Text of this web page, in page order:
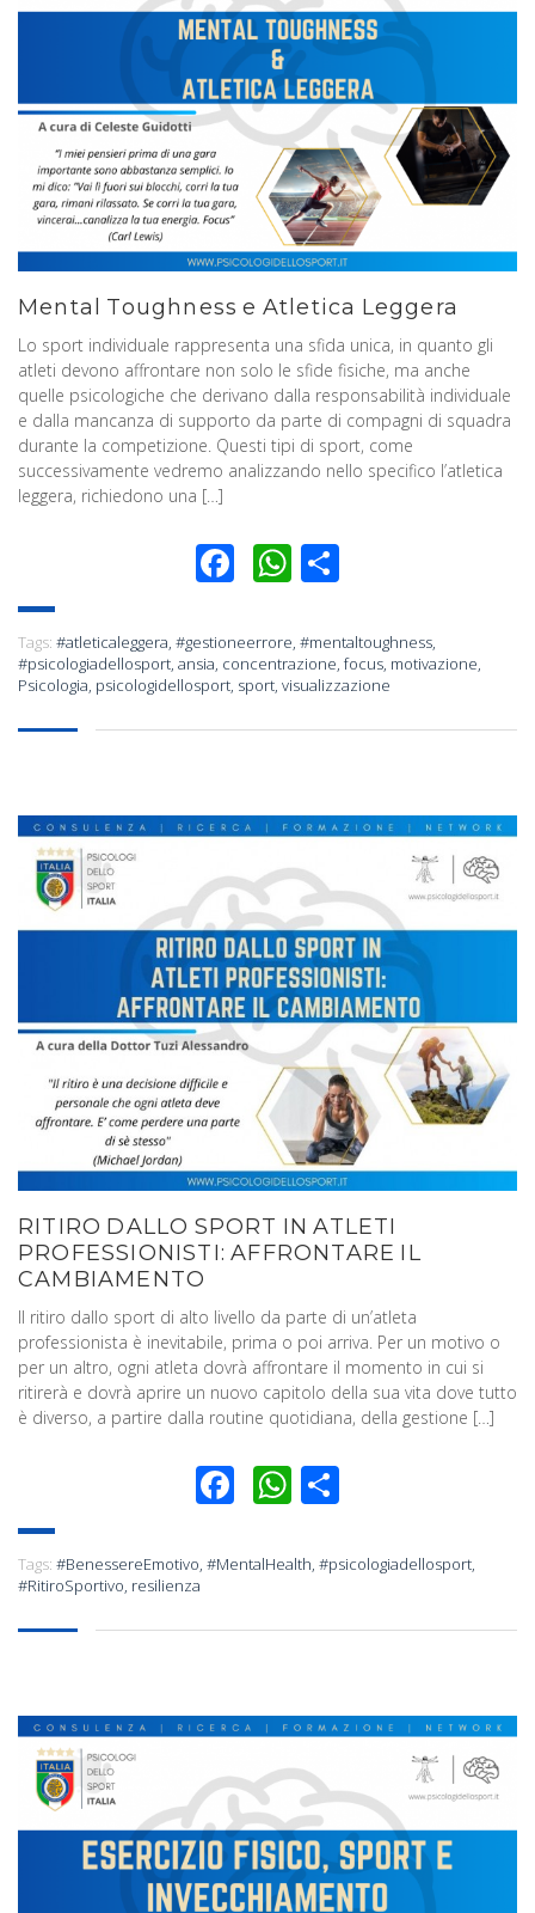
Mental Toughness e Atletica Leggera
Lo sport individuale rappresenta una sfida unica, in quanto gli
atleti devono affrontare non solo le sfide fisiche, ma anche
quelle psicologiche che derivano dalla responsabilità individuale
e dalla mancanza di supporto da parte di compagni di squadra
durante la competizione. Questi tipi di sport, come
successivamente vedremo analizzando nello specifico l’atletica
leggera, richiedono una […]
Facebook
WhatsApp
Tags: #atleticaleggera, #gestioneerrore, #mentaltoughness,
#psicologiadellosport, ansia, concentrazione, focus, motivazione,
Psicologia, psicologidellosport, sport, visualizzazione
RITIRO DALLO SPORT IN ATLETI
PROFESSIONISTI: AFFRONTARE IL
CAMBIAMENTO
Il ritiro dallo sport di alto livello da parte di un’atleta
professionista è inevitabile, prima o poi arriva. Per un motivo o
per un altro, ogni atleta dovrà affrontare il momento in cui si
ritirerà e dovrà aprire un nuovo capitolo della sua vita dove tutto
è diverso, a partire dalla routine quotidiana, della gestione […]
Facebook
WhatsApp
Tags: #BenessereEmotivo #MentalHealth #psicologiadellosport
#RitiroSportivo resilienza